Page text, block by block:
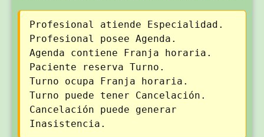
Profesional atiende Especialidad.
Profesional posee Agenda.
Agenda contiene Franja horaria.
Paciente reserva Turno.
Turno ocupa Franja horaria.
Turno puede tener Cancelación.
Cancelación puede generar
Inasistencia.